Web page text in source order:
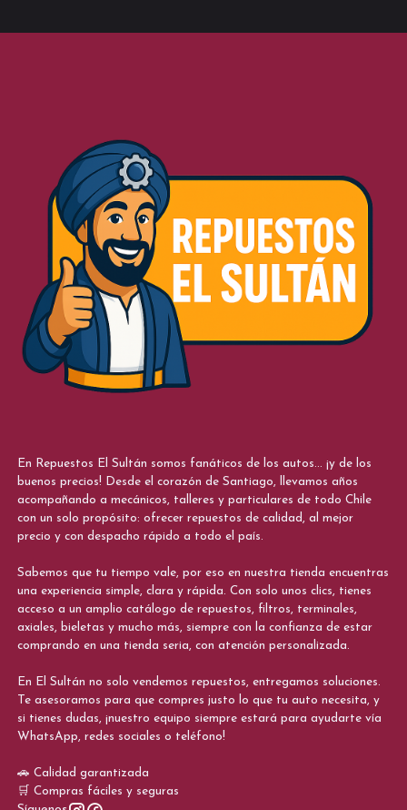
En Repuestos El Sultán somos fanáticos de los autos... ¡y de los
buenos precios! Desde el corazón de Santiago, llevamos años
acompañando a mecánicos, talleres y particulares de todo Chile
con un solo propósito: ofrecer repuestos de calidad, al mejor
precio y con despacho rápido a todo el país.
Sabemos que tu tiempo vale, por eso en nuestra tienda encuentras
una experiencia simple, clara y rápida. Con solo unos clics, tienes
acceso a un amplio catálogo de repuestos, filtros, terminales,
axiales, bieletas y mucho más, siempre con la confianza de estar
comprando en una tienda seria, con atención personalizada.
En El Sultán no solo vendemos repuestos, entregamos soluciones.
Te asesoramos para que compres justo lo que tu auto necesita, y
si tienes dudas, ¡nuestro equipo siempre estará para ayudarte vía
WhatsApp, redes sociales o teléfono!
🚗 Calidad garantizada
🛒 Compras fáciles y seguras